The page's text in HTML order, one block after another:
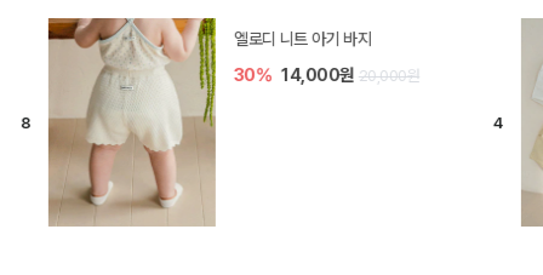
엘로디 니트 아기 바지
30% 14,000원 20,000원